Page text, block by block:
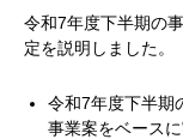
令和7年度下半期の
定を説明しました。
令和7年度下半期
事業案をベース